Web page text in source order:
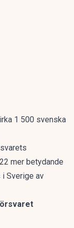
1 500 svenska
mer betydande
Sverige av